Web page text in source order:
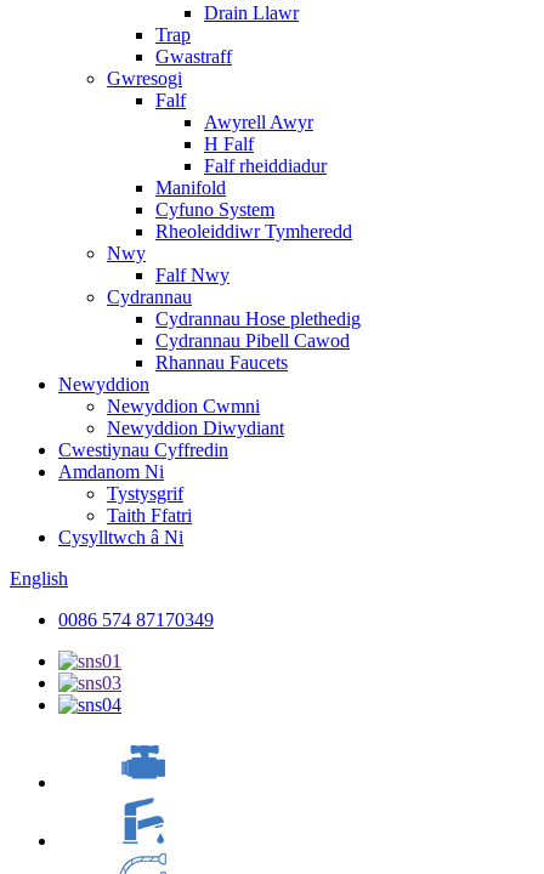
Drain Llawr
Trap
Gwastraff
Gwresogi
Falf
Awyrell Awyr
H Falf
Falf rheiddiadur
Manifold
Cyfuno System
Rheoleiddiwr Tymheredd
Nwy
Falf Nwy
Cydrannau
Cydrannau Hose plethedig
Cydrannau Pibell Cawod
Rhannau Faucets
Newyddion
Newyddion Cwmni
Newyddion Diwydiant
Cwestiynau Cyffredin
Amdanom Ni
Tystysgrif
Taith Ffatri
Cysylltwch â Ni
English
0086 574 87170349